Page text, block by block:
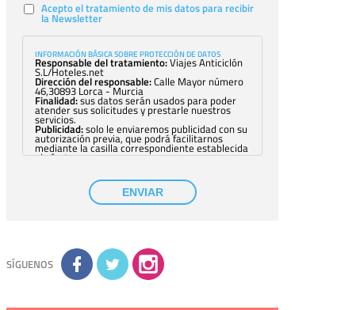
Acepto el tratamiento de mis datos para recibir
la Newsletter
INFORMACIÓN BÁSICA SOBRE PROTECCIÓN DE DATOS
Responsable del tratamiento:Viajes Anticiclón
S.L/Hoteles.net
Dirección del responsable:Calle Mayor número
46,30893 Lorca - Murcia
Finalidad:sus datos serán usados para poder
atender sus solicitudes y prestarle nuestros
servicios.
Publicidad:solo le enviaremos publicidad con su
autorización previa, que podrá facilitarnos
mediante la casilla correspondiente establecida
al efecto.
con su consentimiento previo, que podrá
facilitarnos mediante la casilla correspondiente
establecida al efecto.
Destinatarios:con carácter general, sólo el
Derechos:tiene derecho a saber qué
información tenemos sobre usted, corregirla y
eliminarla, tal y como se explica en la
información adicional disponible en nuestra
ENVIAR
SÍGUENOS